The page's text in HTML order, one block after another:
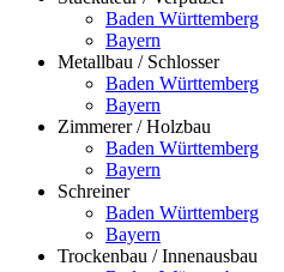
Baden Württemberg
Bayern
Metallbau / Schlosser
Baden Württemberg
Bayern
Zimmerer / Holzbau
Baden Württemberg
Bayern
Schreiner
Baden Württemberg
Bayern
Trockenbau / Innenausbau